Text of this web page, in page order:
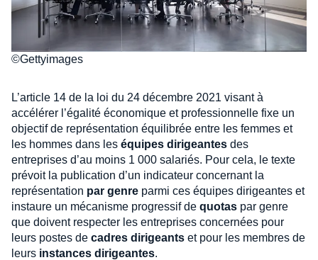
©Gettyimages
L’article 14 de la loi du 24 décembre 2021 visant à
accélérer l’égalité économique et professionnelle fixe un
objectif de représentation équilibrée entre les femmes et
les hommes dans les équipes dirigeantes des
entreprises d’au moins 1 000 salariés. Pour cela, le texte
prévoit la publication d’un indicateur concernant la
représentation par genre parmi ces équipes dirigeantes et
instaure un mécanisme progressif de quotas par genre
que doivent respecter les entreprises concernées pour
leurs postes de cadres dirigeants et pour les membres de
leurs instances dirigeantes.